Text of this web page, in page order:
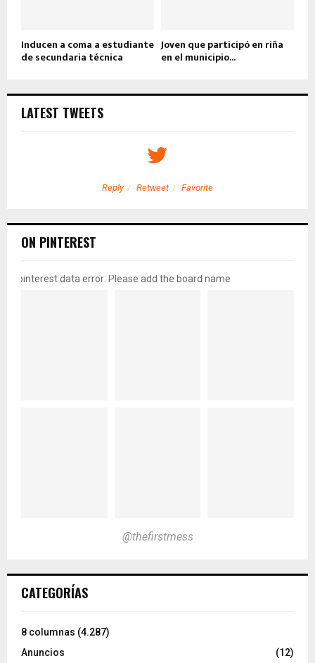
Inducen a coma a estudiante
de secundaria técnica
Joven que participó en riña
en el municipio...
LATEST TWEETS
Reply Retweet Favorite
ON PINTEREST
pinterest data error: Please add the board name
@thefirstmess
CATEGORÍAS
8 columnas (4.287)
Anuncios
(12)